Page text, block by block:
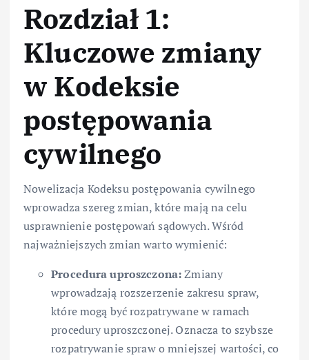
Rozdział 1:
Kluczowe zmiany
w Kodeksie
postępowania
cywilnego
Nowelizacja Kodeksu postępowania cywilnego
wprowadza szereg zmian, które mają na celu
usprawnienie postępowań sądowych. Wśród
najważniejszych zmian warto wymienić:
Procedura uproszczona:Zmiany
wprowadzają rozszerzenie zakresu spraw,
które mogą być rozpatrywane w ramach
procedury uproszczonej. Oznacza to szybsze
rozpatrywanie spraw o mniejszej wartości, co